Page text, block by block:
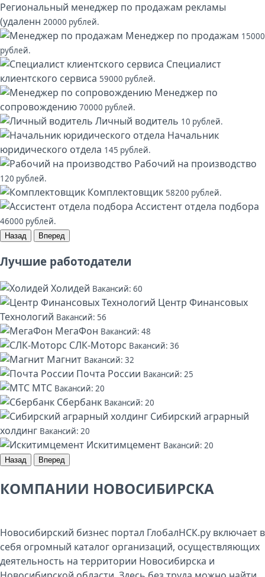
Региональный менеджер по продажам рекламы
(удаленн 20000 рублей.
Менеджер по продажам 15000
рублей.
Специалист
клиентского сервиса 59000 рублей.
Менеджер по
сопровождению 70000 рублей.
Личный водитель 10 рублей.
Начальник
юридического отдела 145 рублей.
Рабочий на производство
120 рублей.
Комплектовщик 58200 рублей.
Ассистент отдела подбора
46000 рублей.
Назад Вперед
Лучшие работодатели
Холидей Вакансий: 60
Центр Финансовых
Технологий Вакансий: 56
МегаФон Вакансий: 48
СЛК-Моторс Вакансий: 36
Магнит Вакансий: 32
Почта России Вакансий: 25
МТС Вакансий: 20
Сбербанк Вакансий: 20
Сибирский аграрный
холдинг Вакансий: 20
Искитимцемент Вакансий: 20
Назад Вперед
КОМПАНИИ НОВОСИБИРСКА
Новосибирский бизнес портал ГлобалНСК.ру включает в
себя огромный каталог организаций, осуществляющих
деятельность на территории Новосибирска и